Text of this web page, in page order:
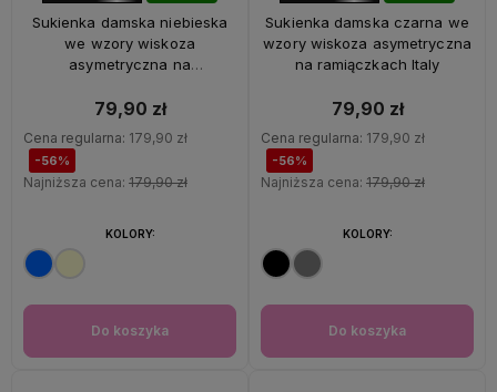
Sukienka damska niebieska
we wzory wiskoza
asymetryczna na
79,90 zł
Cena regularna: 179,90 zł
-56%
Najniższa cena: 179,90 zł
Do koszyka
KOLORY:
Sukienka damska czarna we
wzory wiskoza asymetryczna
na ramiączkach Italy
79,90 zł
Cena regularna: 179,90 zł
-56%
Najniższa cena: 179,90 zł
Do koszyka
KOLORY: